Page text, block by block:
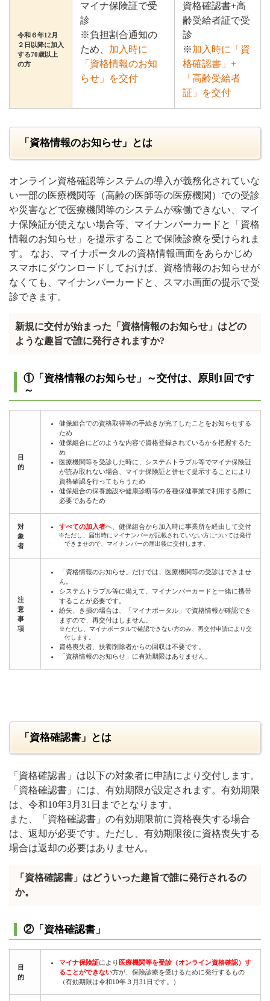
令和６年12月
２日以降に加入
する70歳以上
の方
マイナ保険証で受
診
※負担割合通知の
ため、 加入時に
「資格情報のお知
らせ」を交付
資格確認書+高
齢受給者証で受
診
※加入時に「資
格確認書」+
「高齢受給者
証」を交付
「資格情報のお知らせ」とは
オンライン資格確認等システムの導入が義務化されていな
い一部の医療機関等（高齢の医師等の医療機関）での受診
や災害などで医療機関等のシステムが稼働できない、マイ
ナ保険証が使えない場合等、マイナンバーカードと「資格
情報のお知らせ」を提示することで保険診療を受けられま
す。 なお、マイナポータルの資格情報画面をあらかじめ
スマホにダウンロードしておけば、資格情報のお知らせが
なくても、マイナンバーカードと、スマホ画面の提示で受
診できます。
新規に交付が始まった「資格情報のお知らせ」はどの
ような趣旨で誰に発行されますか?
①「資格情報のお知らせ」～交付は、原則1回です
～
目
的
健保組合での資格取得等の手続きが完了したことをお知らせする
ため
健保組合にどのような内容で資格登録されているかを把握するた
め
医療機関等を受診した時に、システムトラブル等でマイナ保険証
が読み取れない場合、マイナ保険証と併せて提示することにより
資格確認を行ってもらうため
健保組合の保養施設や健康診断等の各種保健事業で利用する際に
必要であるため
対
象
者
すべての加入者へ、健保組合から加入時に事業所を経由して交付
※ただし、届出時にマイナンバーが記載されていない方については発行
できませので、マイナンバーの届出後に交付します。
注
意
事
項
「資格情報のお知らせ」だけでは、医療機関等の受診はできませ
ん。
システムトラブル等に備えて、マイナンバーカードと一緒に携帯
することが必要です。
紛失、き損の場合は、「マイナポータル」で資格情報が確認でき
ますので、再交付はしません。
※ただし、マイナポータルで確認できない方のみ、再交付申請により交
付します。
資格喪失者、扶養削除者からの回収は不要です。
「資格情報のお知らせ」に有効期限はありません。
「資格確認書」とは
「資格確認書」は以下の対象者に申請により交付します。
「資格確認書」には、有効期限が設定されます。有効期限
は、令和10年3月31日までとなります。
また、「資格確認書」の有効期限前に資格喪失する場合
は、返却が必要です。ただし、有効期限後に資格喪失する
場合は返却の必要はありません。
「資格確認書」はどういった趣旨で誰に発行されるの
か。
②「資格確認書」
目
的
マイナ保険証により 医療機関等を受診（オンライン資格確認）す
ることができない方が、保険診療を受けるために発行するもの
（有効期限は令和10年３月31日です。）